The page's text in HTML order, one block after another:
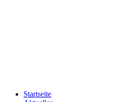
Startseite